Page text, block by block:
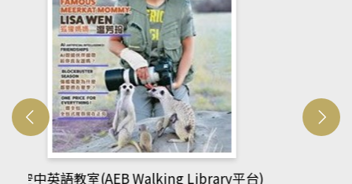
網管人(kono平台)